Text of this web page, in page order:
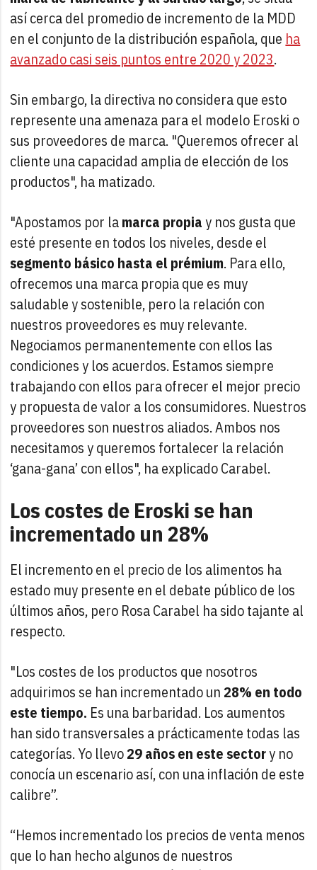
así cerca del promedio de incremento de la MDD
en el conjunto de la distribución española, que ha
avanzado casi seis puntos entre 2020 y 2023.
Sin embargo, la directiva no considera que esto
represente una amenaza para el modelo Eroski o
sus proveedores de marca. "Queremos ofrecer al
cliente una capacidad amplia de elección de los
productos", ha matizado.
"Apostamos por lamarca propiay nos gusta que
esté presente en todos los niveles, desde el
segmento básico hasta el prémium. Para ello,
ofrecemos una marca propia que es muy
saludable y sostenible, pero la relación con
nuestros proveedores es muy relevante.
Negociamos permanentemente con ellos las
condiciones y los acuerdos. Estamos siempre
trabajando con ellos para ofrecer el mejor precio
y propuesta de valor a los consumidores. Nuestros
proveedores son nuestros aliados. Ambos nos
necesitamos y queremos fortalecer la relación
‘gana-gana’ con ellos", ha explicado Carabel.
Los costes de Eroski se han
incrementado un 28%
El incremento en el precio de los alimentos ha
estado muy presente en el debate público de los
últimos años, pero Rosa Carabel ha sido tajante al
respecto.
"Los costes de los productos que nosotros
adquirimos se han incrementado un28% en todo
este tiempo. Es una barbaridad. Los aumentos
han sido transversales a prácticamente todas las
categorías. Yo llevo29 años en este sectory no
conocía un escenario así, con una inflación de este
calibre”.
“Hemos incrementado los precios de venta menos
que lo han hecho algunos de nuestros